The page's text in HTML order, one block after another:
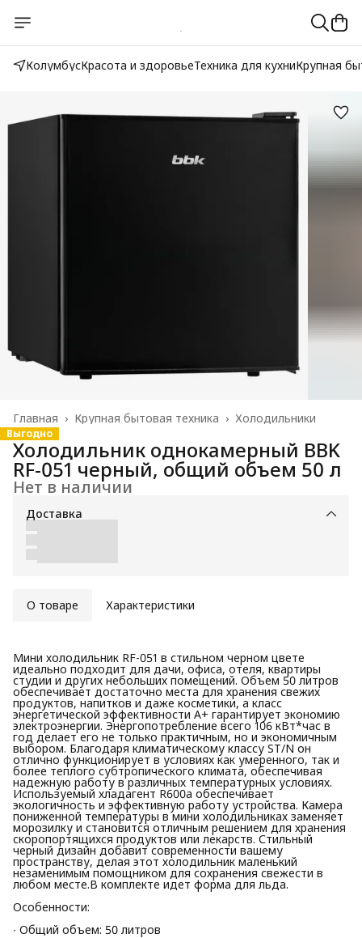
КолумбусКрасота и здоровьеТехника для кухниКрупная
Холодильники
Крупная бытовая техника ›
Главная ›
Выгодно
Холодильник однокамерный BBK
RF-051 черный, общий объем 50 л
Нет в наличии
Доставка
О товаре Характеристики
Мини холодильник RF-051 в стильном черном цвете
идеально подходит для дачи, офиса, отеля, квартиры
студии и других небольших помещений. Объем 50 литров
обеспечивает достаточно места для хранения свежих
продуктов, напитков и даже косметики, а класс
энергетической эффективности А+ гарантирует экономию
электроэнергии. Энергопотребление всего 106 кВт*час в
год делает его не только практичным, но и экономичным
выбором. Благодаря климатическому классу ST/N он
отлично функционирует в условиях как умеренного, так и
более теплого субтропического климата, обеспечивая
надежную работу в различных температурных условиях.
Используемый хладагент R600a обеспечивает
экологичность и эффективную работу устройства. Камера
пониженной температуры в мини холодильниках заменяет
морозилку и становится отличным решением для хранения
скоропортящихся продуктов или лекарств. Стильный
черный дизайн добавит современности вашему
пространству, делая этот холодильник маленький
незаменимым помощником для сохранения свежести в
любом месте.В комплекте идет форма для льда.
Особенности:
∙ Общий объем: 50 литров